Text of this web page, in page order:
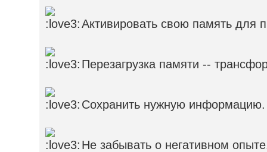
Активировать свою память для
Перезагрузка памяти --
Сохранить нужную информацию.
Не забывать о негативном